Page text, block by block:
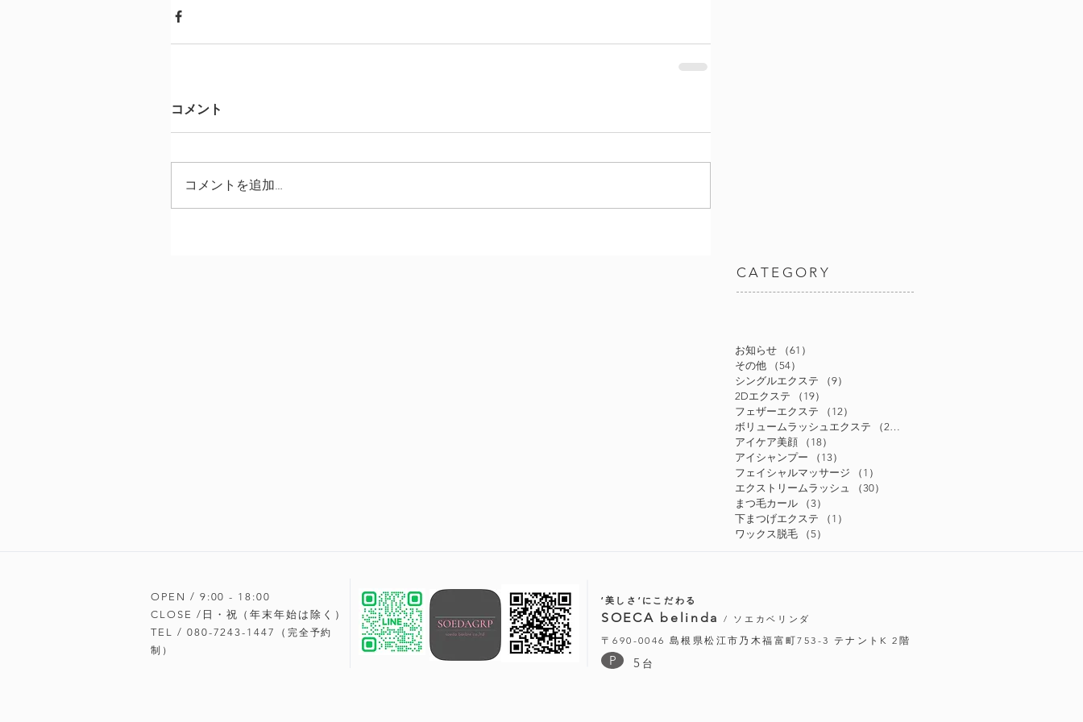
コメント
コメントを追加…
CATEGORY
お知らせ （61）
その他
（54）
シングルエクステ
（9）
2Dエクステ
（19）
フェザーエクステ
（12）
ボリュームラッシュエクステ
（24）
アイケア美顔
（18）
アイシャンプー
（13）
フェイシャルマッサージ
（1）
エクストリームラッシュ
（30）
まつ毛カール
（3）
下まつげエクステ
（1）
ワックス脱毛
（5）
OPEN / 9:00 - 18 :00
CLOSE /日・祝（年末年始は除く）
TEL / 080-7243-1447（ 完全予約
制）
‘美しさ‘にこだわる
SOECA belinda / ソエカベリンダ
〒690-0046 島根県松江市乃木福富町753-3 テナントK 2階
P 5 台